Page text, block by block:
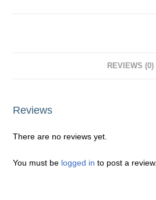
REVIEWS (0)
Reviews
There are no reviews yet.
You must be logged in to post a review.